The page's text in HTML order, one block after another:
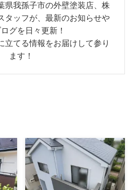
県我孫子市の外壁塗装店、株
タッフが、最新のお知らせや
グを日々更新！
立てる情報をお届けして参り
ます！